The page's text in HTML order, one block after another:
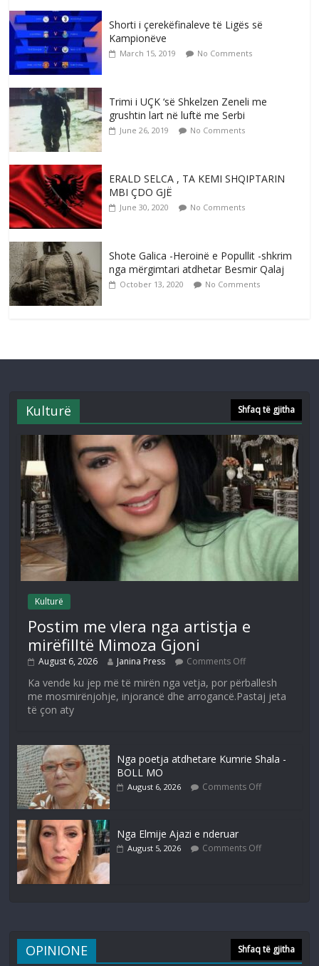
Shorti i çerekëfinaleve të Ligës së
Kampionëve
March 15, 2019 No Comments
Trimi i UÇK ‘së Shkelzen Zeneli me
grushtin lart në luftë me Serbi
June 26, 2019 No Comments
ERALD SELCA , TA KEMI SHQIPTARIN
MBI ÇDO GJË
June 30, 2020 No Comments
Shote Galica -Heroinë e Popullit -shkrim
nga mërgimtari atdhetar Besmir Qalaj
October 13, 2020 No Comments
Kulturë Shfaq të gjitha
Kulturë
Postim me vlera nga artistja e
mirëfilltë Mimoza Gjoni
August 6, 2026 Janina Press Comments Off
Ka vende ku jep më të mirën nga vetja, por përballesh
me mosmirënjohje, injorancë dhe arrogancë.Pastaj jeta
të çon aty
Nga poetja atdhetare Kumrie Shala -
BOLL MO
August 6, 2026 Comments Off
Nga Elmije Ajazi e nderuar
August 5, 2026 Comments Off
OPINIONE Shfaq të gjitha